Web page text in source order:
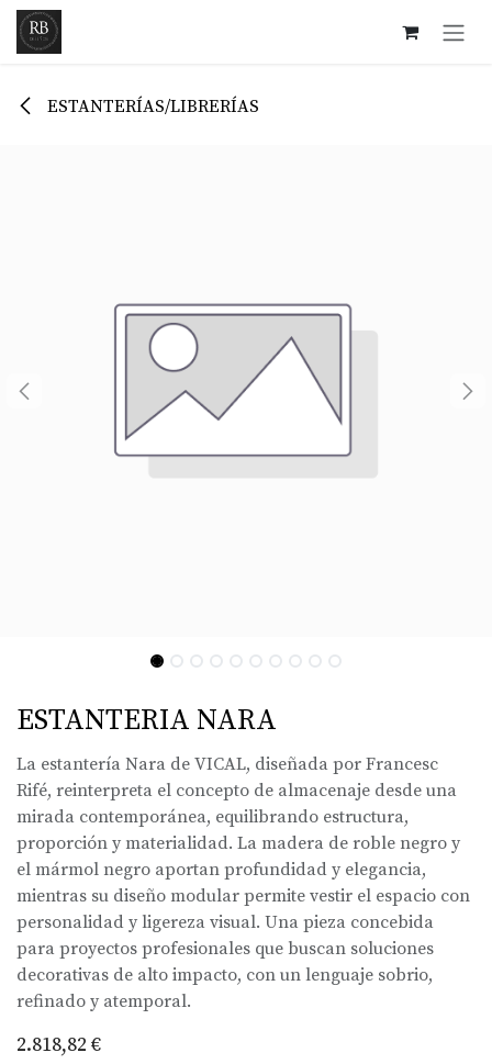
Ir al contenido
ESTANTERÍAS/LIBRERÍAS
ESTANTERIA NARA
La estantería Nara de VICAL, diseñada por Francesc
Rifé, reinterpreta el concepto de almacenaje desde una
mirada contemporánea, equilibrando estructura,
proporción y materialidad. La madera de roble negro y
el mármol negro aportan profundidad y elegancia,
mientras su diseño modular permite vestir el espacio con
personalidad y ligereza visual. Una pieza concebida
para proyectos profesionales que buscan soluciones
decorativas de alto impacto, con un lenguaje sobrio,
refinado y atemporal.
2.818,82 €